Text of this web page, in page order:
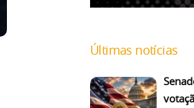
Últimas notícias